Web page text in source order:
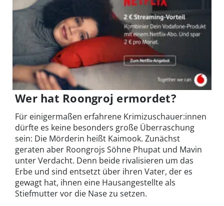
Wer hat Roongroj ermordet?
Für einigermaßen erfahrene Krimizuschauer:innen
dürfte es keine besonders große Überraschung
sein: Die Mörderin heißt Kaimook. Zunächst
geraten aber Roongrojs Söhne Phupat und Mavin
unter Verdacht. Denn beide rivalisieren um das
Erbe und sind entsetzt über ihren Vater, der es
gewagt hat, ihnen eine Hausangestellte als
Stiefmutter vor die Nase zu setzen.